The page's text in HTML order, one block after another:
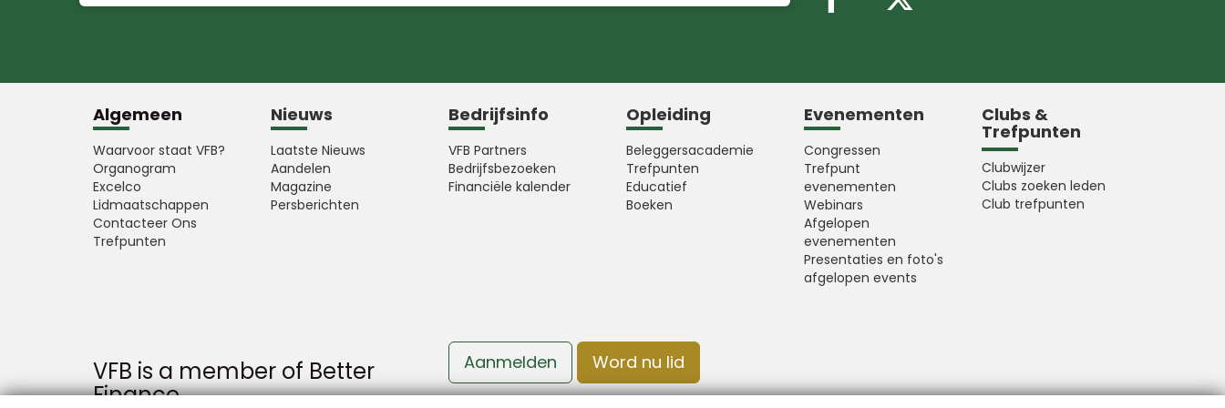
Algemeen
Waarvoor staat VFB?
Organogram
Excelco
Lidmaatschappen
Contacteer Ons
Trefpunten
Nieuws
Laatste Nieuws
Aandelen
Magazine
Persberichten
Bedrijfsinfo
VFB Partners
Bedrijfsbezoeken
Financiële kalender
Opleiding
Beleggersacademie
Trefpunten
Educatief
Boeken
Evenementen
Congressen
Trefpunt
evenementen
Webinars
Afgelopen
evenementen
Presentaties en foto's
afgelopen events
Clubs &
Trefpunten
Clubwijzer
Clubs zoeken leden
Club trefpunten
VFB is a member of Better
Finance
Aanmelden Word nu lid